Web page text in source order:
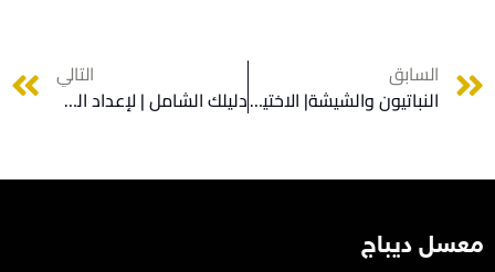
السابق
النباتيون والشيشة| الاختيار الأنسب اليوم لعشاق الشيشة النباتيين
التالي
دليلك الشامل | لإعداد الشيشة النباتية في المنزل
ديباج